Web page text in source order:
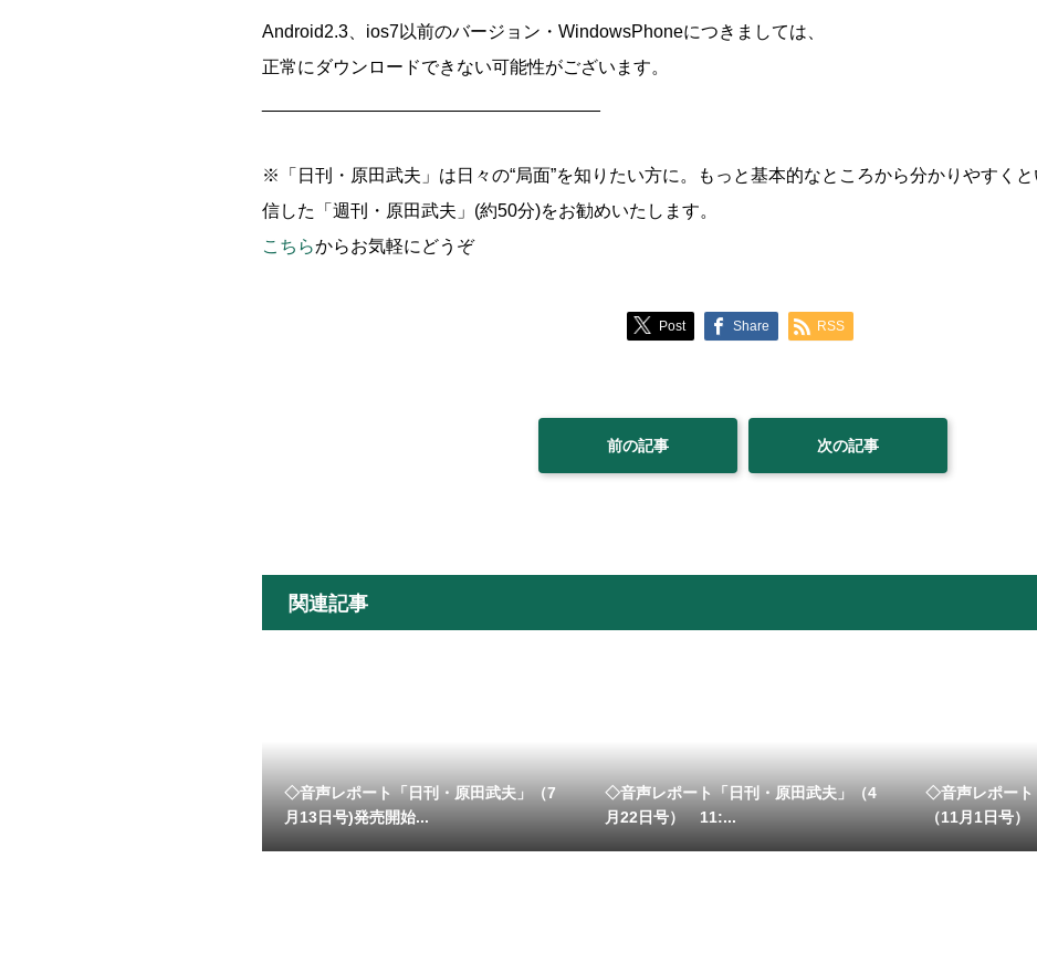
Android2.3、ios7以前のバージョン・WindowsPhoneにつきましては、
正常にダウンロードできない可能性がございます。
※「日刊・原田武夫」は日々の“局面”を知りたい方に。もっと基本的なところから分かりやすく
信した「週刊・原田武夫」(約50分)をお勧めいたします。
こちらからお気軽にどうぞ
Post Share RSS
前の記事 次の記事
関連記事
◇音声レポート「日刊・原田武夫」（7
月13日号)発売開始...
◇音声レポート「日刊・原田武夫」（4
月22日号） 11:...
◇音声レポート
（11月1日号